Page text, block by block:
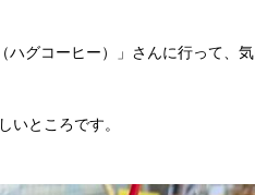
グコーヒー）」さんに行って、
いところです。